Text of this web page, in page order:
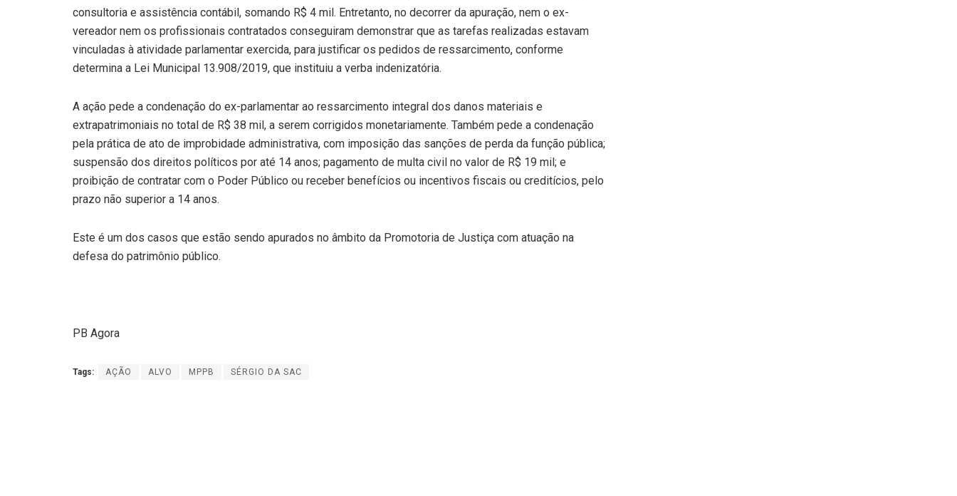
consultoria e assistência contábil, somando R$ 4 mil. Entretanto, no decorrer da apuração, nem o ex-
vereador nem os profissionais contratados conseguiram demonstrar que as tarefas realizadas estavam
vinculadas à atividade parlamentar exercida, para justificar os pedidos de ressarcimento, conforme
determina a Lei Municipal 13.908/2019, que instituiu a verba indenizatória.
A ação pede a condenação do ex-parlamentar ao ressarcimento integral dos danos materiais e
extrapatrimoniais no total de R$ 38 mil, a serem corrigidos monetariamente. Também pede a condenação
pela prática de ato de improbidade administrativa, com imposição das sanções de perda da função pública;
suspensão dos direitos políticos por até 14 anos; pagamento de multa civil no valor de R$ 19 mil; e
proibição de contratar com o Poder Público ou receber benefícios ou incentivos fiscais ou creditícios, pelo
prazo não superior a 14 anos.
Este é um dos casos que estão sendo apurados no âmbito da Promotoria de Justiça com atuação na
defesa do patrimônio público.
PB Agora
Tags: AÇÃO ALVO MPPB SÉRGIO DA SAC